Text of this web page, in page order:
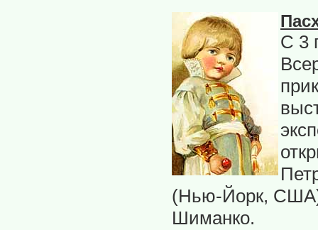
С 3
(Нью-Йорк,
Шиманко.